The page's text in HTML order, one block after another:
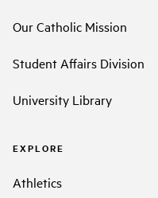
Our Catholic Mission
Student Affairs Division
University Library
EXPLORE
Athletics